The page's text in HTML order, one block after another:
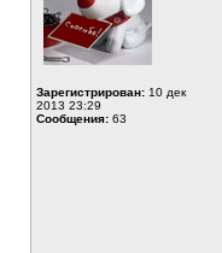
Зарегистрирован: 10 дек
2013 23:29
Сообщения: 63